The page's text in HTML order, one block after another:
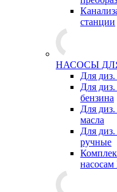
станции
НАСОСЫ
Для
Для
бензина
Для
масла
Для
ручные